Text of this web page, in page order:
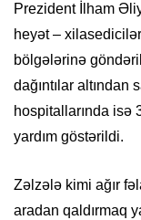
Prezident İlham
heyət –
bölgələrinə
dağıntılar altından
hospitallarında isə
yardım göstərildi.
Zəlzələ kimi ağır
aradan qaldırmaq